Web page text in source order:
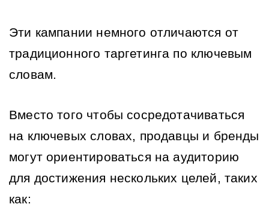
Эти кампании немного отличаются от
традиционного таргетинга по ключевым
словам.
Вместо того чтобы сосредотачиваться
на ключевых словах, продавцы и бренды
могут ориентироваться на аудиторию
для достижения нескольких целей, таких
как: